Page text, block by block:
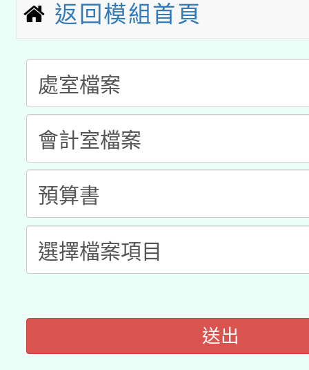
招)
本館辦理115年度閱讀
暨閱讀推動專業研習
礎課程
A3數位素養講師名單
「數位內容與教學軟體
pilot」
有關大陸委員會函釋公
薪期間赴陸應申請許可
轉知經濟部水利署委託
業技術研究院辦理「
用水績優單位及節水達
115年8月22日(星期六
桃園市孔廟祈福系列
2026年桃園地景藝術
返回模組首頁
送出